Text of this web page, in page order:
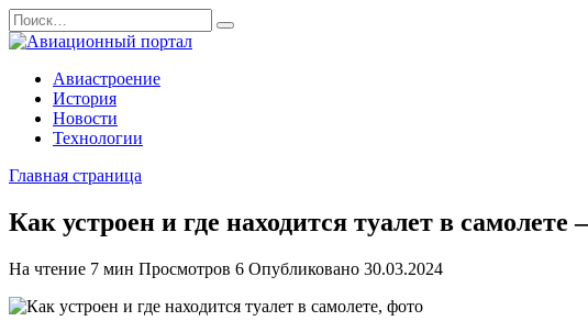
Перейти
к
содержанию
Search
for:
Авиастроение
История
Новости
Технологии
Главная страница
Как устроен и где находится туалет в
На чтение 7 мин Просмотров 6 Опубликовано 30.03.2024